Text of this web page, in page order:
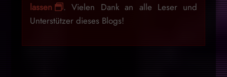
lassen
. Vielen Dank an alle Leser und
Unterstützer dieses Blogs!